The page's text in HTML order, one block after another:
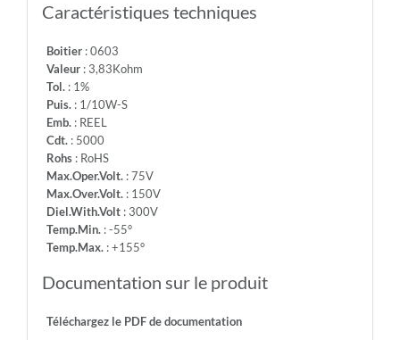
Caractéristiques techniques
Boitier: 0603
Valeur: 3,83Kohm
Tol.: 1%
Puis.: 1/10W-S
Emb.: REEL
Cdt.: 5000
Rohs: RoHS
Max.Oper.Volt.: 75V
Max.Over.Volt.: 150V
Diel.With.Volt: 300V
Temp.Min.: -55°
Temp.Max.: +155°
Documentation sur le produit
Téléchargez le PDF de documentation